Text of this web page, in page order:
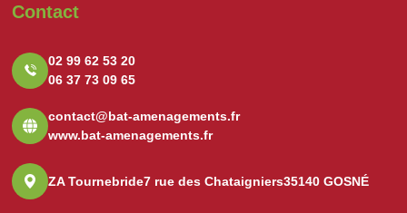
Contact
02 99 62 53 20
06 37 73 09 65
contact@bat-amenagements.fr
www.bat-amenagements.fr
ZA Tournebride7 rue des Chataigniers35140 GOSNÉ